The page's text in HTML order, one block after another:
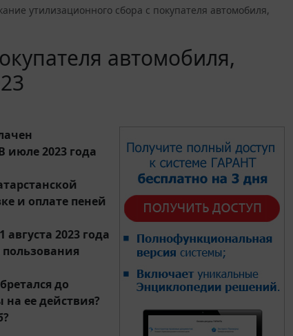
утилизационного сбора с покупателя автомобиля,
автомобиля,
июле 2023 года
и оплате пеней
2023 года
до
ее действия?